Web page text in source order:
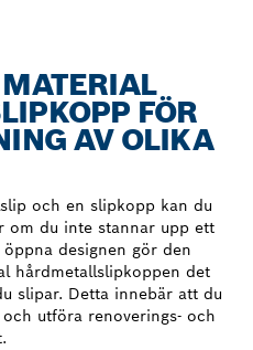
FÖR
AV OLIKA
och en slipkopp kan du
om du inte stannar upp ett
designen gör den
hårdmetallslipkoppen det
slipar. Detta innebär att du
utföra renoverings- och